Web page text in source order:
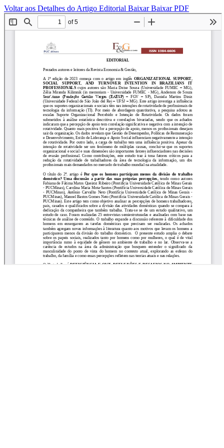
Voltar aos Detalhes do Artigo Editorial BaixarBaixar PDF